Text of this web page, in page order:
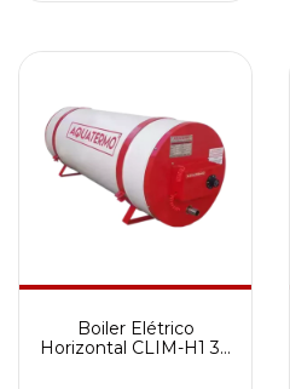
Boiler Elétrico
Horizontal CLIM-H1 30